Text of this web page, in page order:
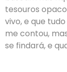
tesouros
vivo, e que
me contou,
se findará, e